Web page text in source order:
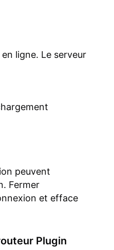
ligne. Le serveur
peuvent
Fermer
et efface
Plugin